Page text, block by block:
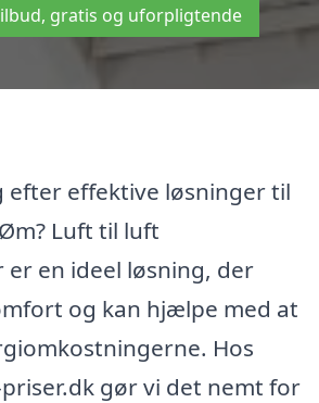
gratis og uforpligtende
efter effektive løsninger til
Luft til luft
en ideel løsning, der
og kan hjælpe med at
Hos
gør vi det nemt for